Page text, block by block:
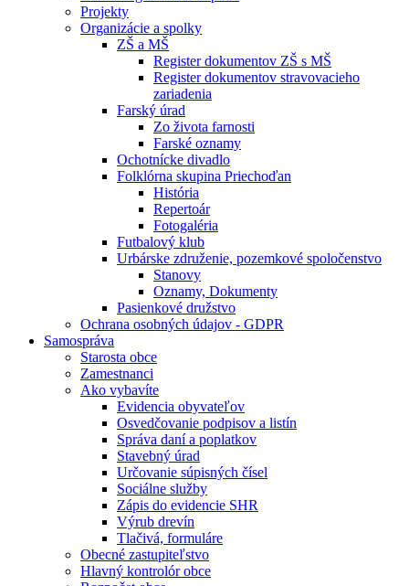
Projekty
Organizácie a spolky
ZŠ a MŠ
Register dokumentov ZŠ s MŠ
Register dokumentov stravovacieho
zariadenia
Farský úrad
Zo života farnosti
Farské oznamy
Ochotnícke divadlo
Folklórna skupina Priechoďan
História
Repertoár
Fotogaléria
Futbalový klub
Urbárske združenie, pozemkové spoločenstvo
Stanovy
Oznamy, Dokumenty
Pasienkové družstvo
Ochrana osobných údajov - GDPR
Samospráva
Starosta obce
Zamestnanci
Ako vybavíte
Evidencia obyvateľov
Osvedčovanie podpisov a listín
Správa daní a poplatkov
Stavebný úrad
Určovanie súpisných čísel
Sociálne služby
Zápis do evidencie SHR
Výrub drevín
Tlačivá, formuláre
Obecné zastupiteľstvo
Hlavný kontrolór obce